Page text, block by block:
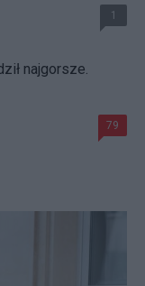
1
najgorsze.
79